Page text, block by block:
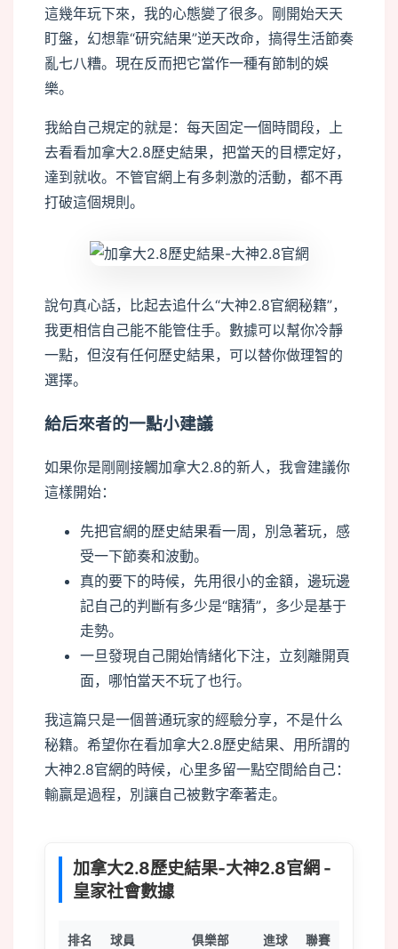
這幾年玩下來，我的心態變了很多。剛開始天天
盯盤，幻想靠“研究結果”逆天改命，搞得生活節奏
亂七八糟。現在反而把它當作一種有節制的娛
樂。
我給自己規定的就是：每天固定一個時間段，上
去看看加拿大2.8歷史結果，把當天的目標定好，
達到就收。不管官網上有多刺激的活動，都不再
打破這個規則。
說句真心話，比起去追什么“大神2.8官網秘籍”，
我更相信自己能不能管住手。數據可以幫你冷靜
一點，但沒有任何歷史結果，可以替你做理智的
選擇。
給后來者的一點小建議
如果你是剛剛接觸加拿大2.8的新人，我會建議你
這樣開始：
先把官網的歷史結果看一周，別急著玩，感
受一下節奏和波動。
真的要下的時候，先用很小的金額，邊玩邊
記自己的判斷有多少是“瞎猜”，多少是基于
走勢。
一旦發現自己開始情緒化下注，立刻離開頁
面，哪怕當天不玩了也行。
我這篇只是一個普通玩家的經驗分享，不是什么
秘籍。希望你在看加拿大2.8歷史結果、用所謂的
大神2.8官網的時候，心里多留一點空間給自己：
輸贏是過程，別讓自己被數字牽著走。
加拿大2.8歷史結果-大神2.8官網 -
皇家社會數據
排名 球員 俱樂部 進球 聯賽